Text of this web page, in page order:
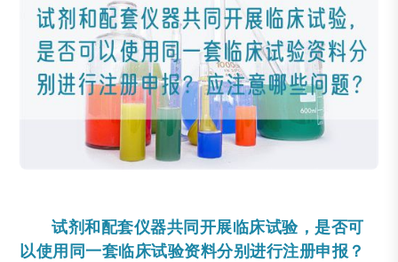
试剂和配套仪器共同开展临床试验，是否可
以使用同一套临床试验资料分别进行注册申报？